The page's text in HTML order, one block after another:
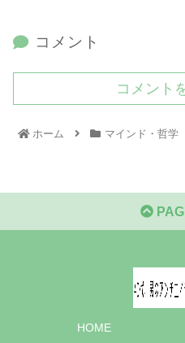
コメント
コメント
ホーム マインド・哲学
HOME